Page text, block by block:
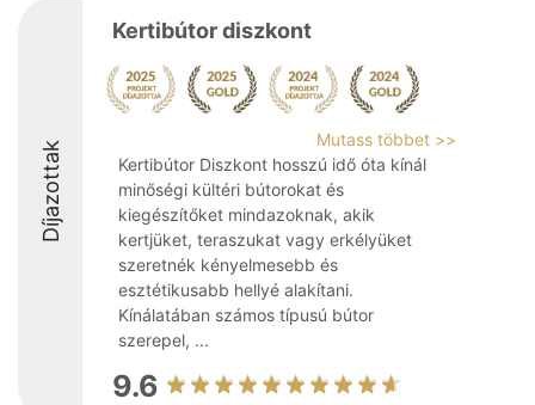
Díjazottak
Kertibútor diszkont
Mutass többet >>
Kertibútor Diszkont hosszú idő óta kínál
minőségi kültéri bútorokat és
kiegészítőket mindazoknak, akik
kertjüket, teraszukat vagy erkélyüket
szeretnék kényelmesebb és
esztétikusabb hellyé alakítani.
Kínálatában számos típusú bútor
szerepel, ...
9.6